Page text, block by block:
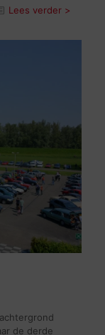
Lees verder >
de derde